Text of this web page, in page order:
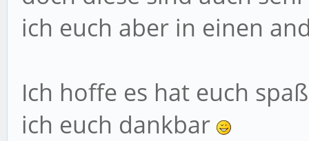
ich euch aber in einen
Ich hoffe es hat euch
ich euch dankbar